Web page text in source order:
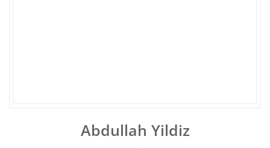
Abdullah Yildiz